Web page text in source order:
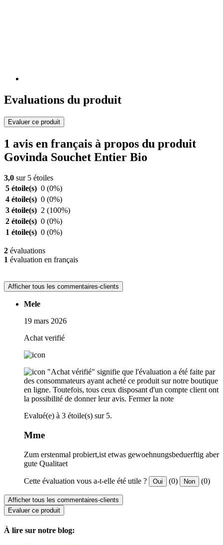
Evaluations du produit
Evaluer ce produit
1 avis en français à propos du produit
Govinda Souchet Entier Bio
3,0 sur 5 étoiles
5 étoile(s) 0 (0%)
4 étoile(s) 0 (0%)
3 étoile(s) 2 (100%)
2 étoile(s) 0 (0%)
1 étoile(s) 0 (0%)
2 évaluations
1 évaluation en français
Afficher tous les commentaires-clients
Mele
19 mars 2026
Achat verifié
"Achat vérifié" signifie que l'évaluation a été faite par
des consommateurs ayant acheté ce produit sur notre boutique
en ligne. Toutefois, tous ceux disposant d'un compte client ont
la possibilité de donner leur avis. Fermer la note
Evalué(e) à 3 étoile(s) sur 5.
Mme
Zum erstenmal probiert,ist etwas gewoehnungsbeduerftig aber
gute Qualitaet
Cette évaluation vous a-t-elle été utile ? Oui (0) Non (0)
Afficher tous les commentaires-clients
Evaluer ce produit
À lire sur notre blog: